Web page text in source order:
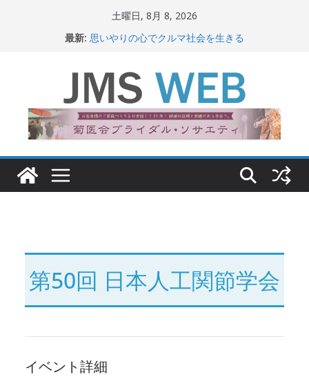
ッ
土曜日, 8月 8, 2026
最新: 思いやりの心でクルマ社会を生きる
関東大震災から100 年
新生ニッポン！
第50回 日本人工関節学会
イベント詳細